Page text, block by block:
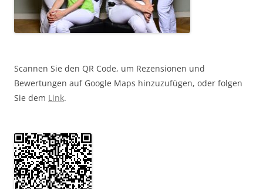
Scannen Sie den QR Code, um Rezensionen und
Bewertungen auf Google Maps hinzuzufügen, oder folgen
Sie dem Link.